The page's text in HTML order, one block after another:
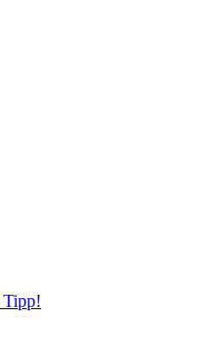
Tipp!